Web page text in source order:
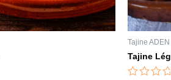
Tajine ADEN
Tajine